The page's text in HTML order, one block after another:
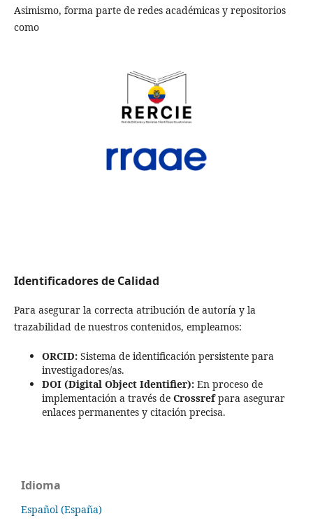
Asimismo, forma parte de redes académicas y repositorios
como
Identificadores de Calidad
Para asegurar la correcta atribución de autoría y la
trazabilidad de nuestros contenidos, empleamos:
ORCID:Sistema de identificación persistente para
investigadores/as.
DOI (Digital Object Identifier):En proceso de
implementación a través de Crossrefpara asegurar
enlaces permanentes y citación precisa.
Idioma
Español (España)